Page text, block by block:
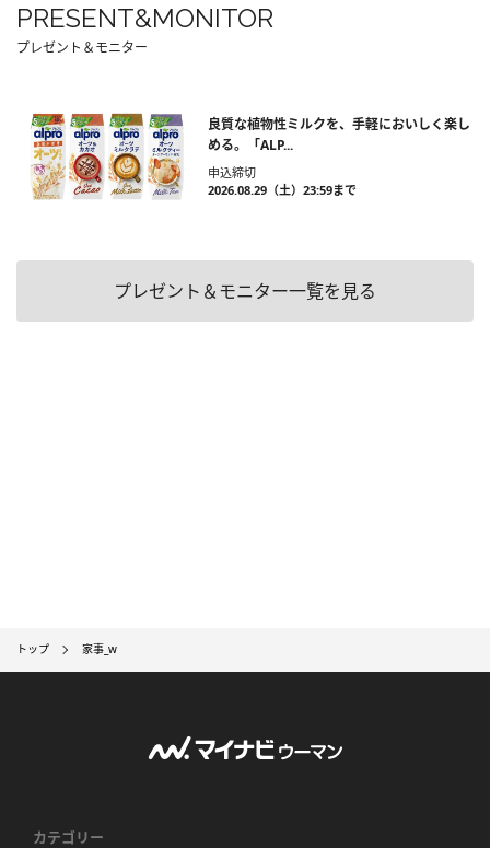
PRESENT&MONITOR
プレゼント＆モニター
良質な植物性ミルクを、手軽においしく楽し
める。「ALP...
申込締切
2026.08.29（土）23:59まで
プレゼント＆モニター一覧を見る
トップ 家事_w
カテゴリー